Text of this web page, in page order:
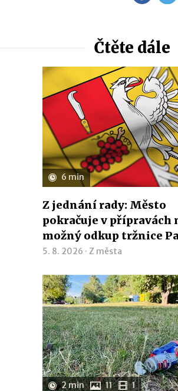
Čtěte dále
6 min
Z jednání rady: Město
pokračuje v přípravách
možný odkup tržnice
5. 8. 2026 · Z města
2 min 11 1